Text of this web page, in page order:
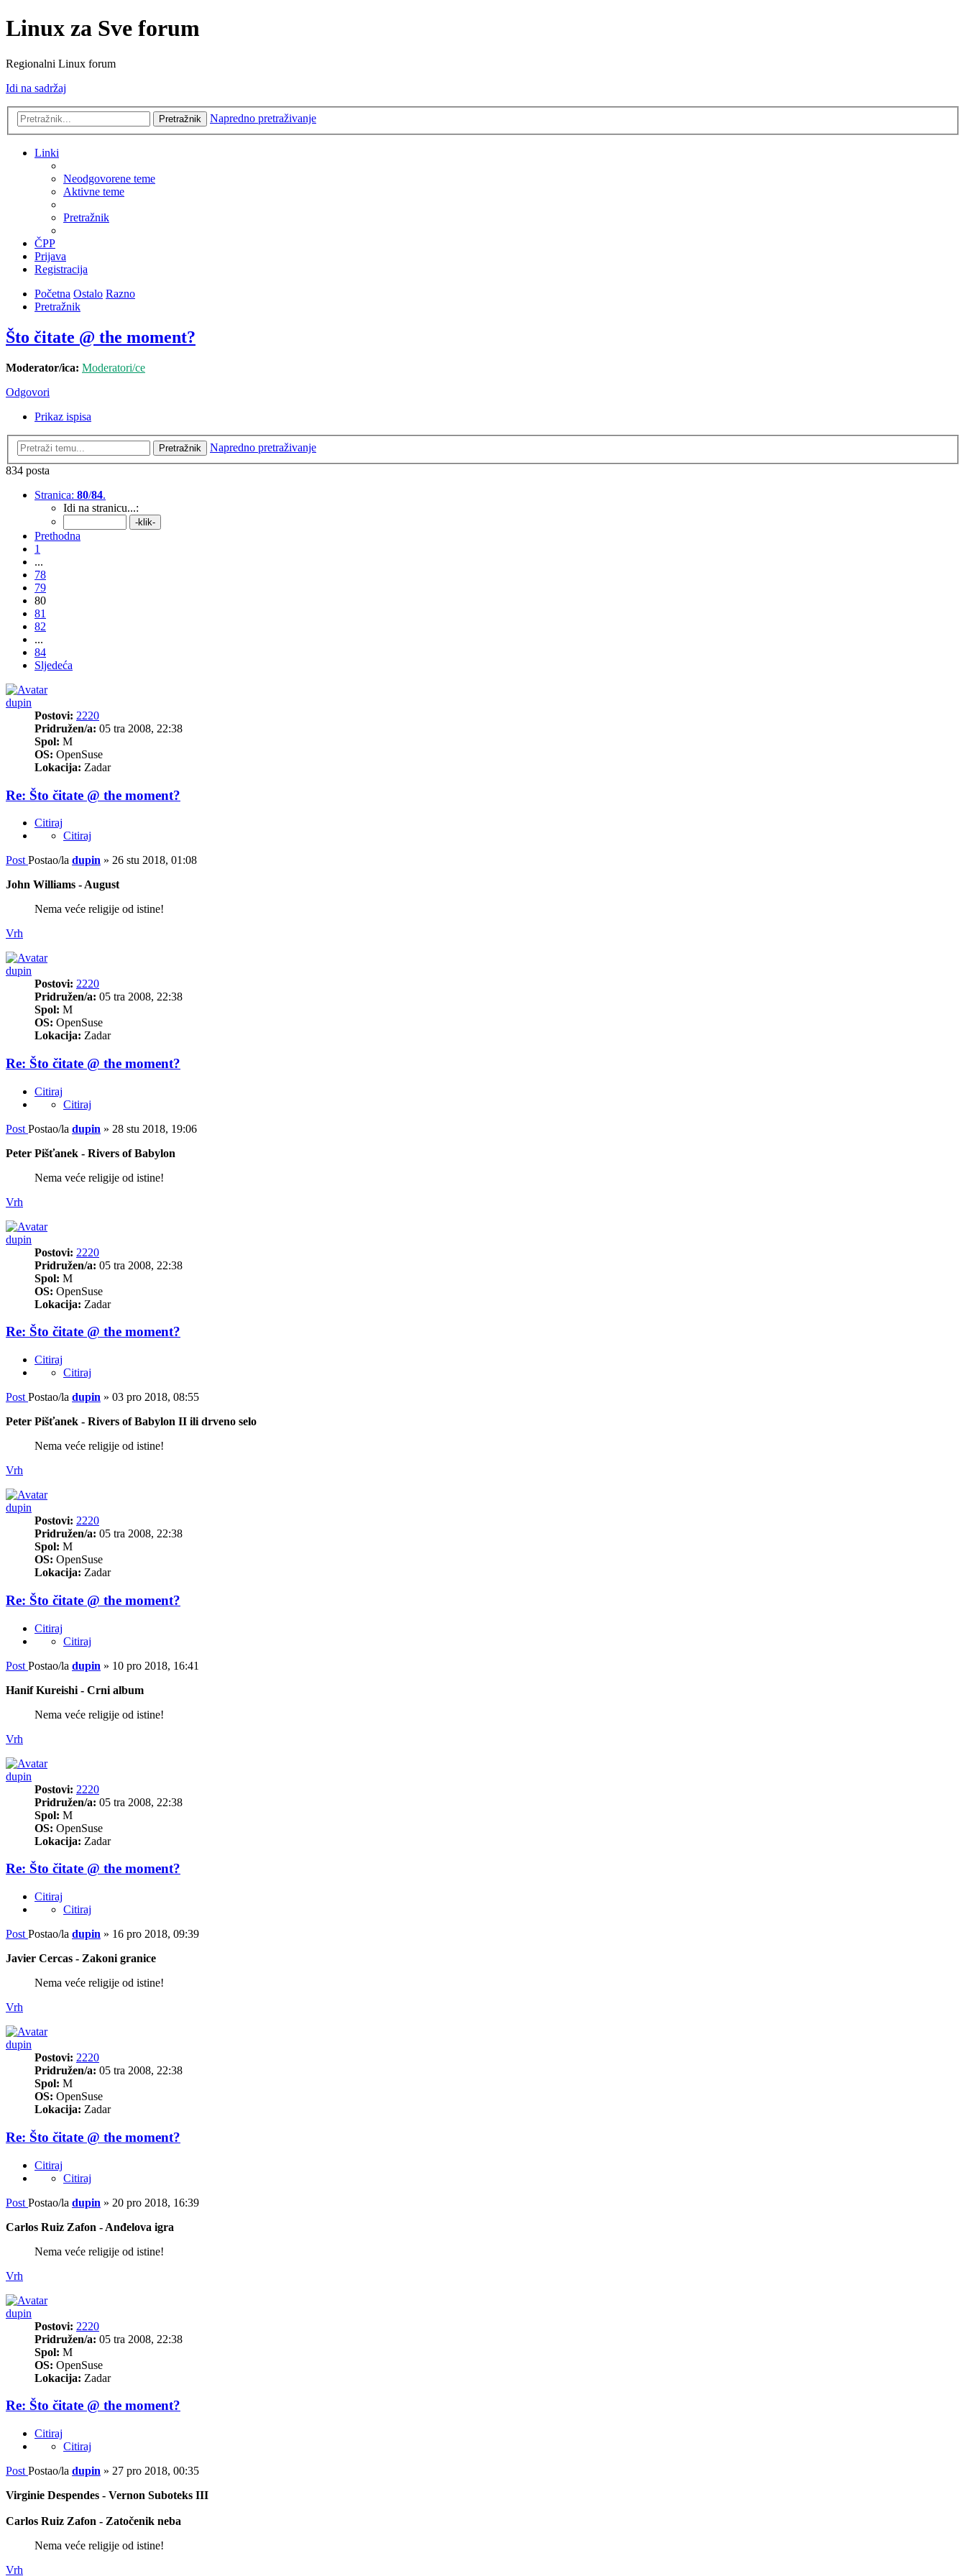
Linux za Sve forum
Regionalni Linux forum
Idi na sadržaj
Pretražnik Napredno pretraživanje
Linki
Neodgovorene teme
Aktivne teme
Pretražnik
ČPP
Prijava
Registracija
Početna Ostalo Razno
Pretražnik
Što čitate @ the moment?
Moderator/ica: Moderatori/ce
Odgovori
Prikaz ispisa
Pretražnik
Napredno pretraživanje
834 posta
Stranica: 80/84.
Idi na stranicu...:
Prethodna
1
...
78
79
80
81
82
...
84
Sljedeća
dupin
Postovi: 2220
Pridružen/a: 05 tra 2008, 22:38
Spol: M
OS: OpenSuse
Lokacija: Zadar
Re: Što čitate @ the moment?
Citiraj
Citiraj
Post Postao/la dupin » 26 stu 2018, 01:08
John Williams - August
Nema veće religije od istine!
Vrh
dupin
Postovi: 2220
Pridružen/a: 05 tra 2008, 22:38
Spol: M
OS: OpenSuse
Lokacija: Zadar
Re: Što čitate @ the moment?
Citiraj
Citiraj
Post Postao/la dupin » 28 stu 2018, 19:06
Peter Pišťanek - Rivers of Babylon
Nema veće religije od istine!
Vrh
dupin
Postovi: 2220
Pridružen/a: 05 tra 2008, 22:38
Spol: M
OS: OpenSuse
Lokacija: Zadar
Re: Što čitate @ the moment?
Citiraj
Citiraj
Post Postao/la dupin » 03 pro 2018, 08:55
Peter Pišťanek - Rivers of Babylon II ili drveno selo
Nema veće religije od istine!
Vrh
dupin
Postovi: 2220
Pridružen/a: 05 tra 2008, 22:38
Spol: M
OS: OpenSuse
Lokacija: Zadar
Re: Što čitate @ the moment?
Citiraj
Citiraj
Post Postao/la dupin » 10 pro 2018, 16:41
Hanif Kureishi - Crni album
Nema veće religije od istine!
Vrh
dupin
Postovi: 2220
Pridružen/a: 05 tra 2008, 22:38
Spol: M
OS: OpenSuse
Lokacija: Zadar
Re: Što čitate @ the moment?
Citiraj
Citiraj
Post Postao/la dupin » 16 pro 2018, 09:39
Javier Cercas - Zakoni granice
Nema veće religije od istine!
Vrh
dupin
Postovi: 2220
Pridružen/a: 05 tra 2008, 22:38
Spol: M
OS: OpenSuse
Lokacija: Zadar
Re: Što čitate @ the moment?
Citiraj
Citiraj
Post Postao/la dupin » 20 pro 2018, 16:39
Carlos Ruiz Zafon - Anđelova igra
Nema veće religije od istine!
Vrh
dupin
Postovi: 2220
Pridružen/a: 05 tra 2008, 22:38
Spol: M
OS: OpenSuse
Lokacija: Zadar
Re: Što čitate @ the moment?
Citiraj
Citiraj
Post Postao/la dupin » 27 pro 2018, 00:35
Virginie Despendes - Vernon Suboteks III
Carlos Ruiz Zafon - Zatočenik neba
Nema veće religije od istine!
Vrh